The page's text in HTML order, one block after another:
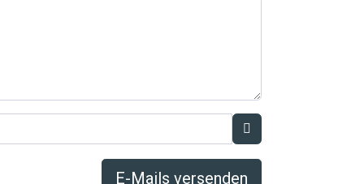
E-Mails versenden